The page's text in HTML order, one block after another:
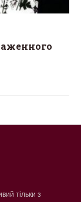
тільки з